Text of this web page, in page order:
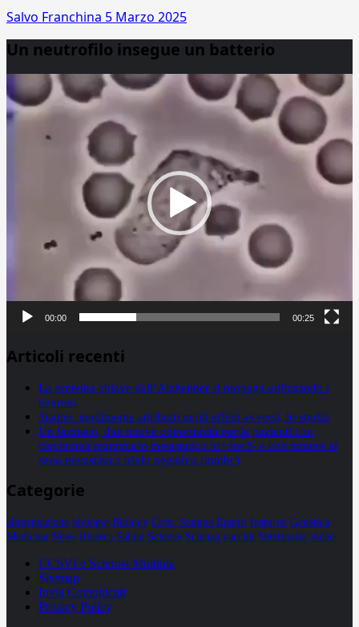
Salvo Franchina 5 Marzo 2025
Un neutrofilo insegue un batterio
Player
00:00 00:25
Articoli recenti
La proteina chiave dell’Alzheimer si propaga utilizzando i
neuroni
Statine: inutilmente attribuiti molti effetti avversi, lo studio
Un farmaco, due nuove opportunità per le pazienti con
carcinoma mammario metastatico hr+/her2- e con tumore al
seno metastatico triplo negativo (mtnbc)
Categorie
alimentazione biologia Biology Com. Stampa Epatiti featured Genetica
Medicina News Ricerca Salute Science Scienza vaccini Veterinaria video
CCSVI e Sclerosi Multipla
Sitemap
Invia Comunicati
Privacy Policy